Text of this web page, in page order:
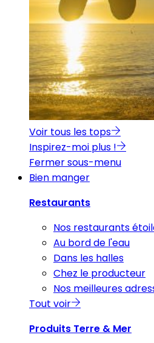
Voir tous les tops
Inspirez-moi plus !
Fermer sous-menu
Bien manger
Restaurants
Nos restaurants
Au bord de l'eau
Dans les halles
Chez le producteur
Nos meilleures
Tout voir
Produits Terre & Mer